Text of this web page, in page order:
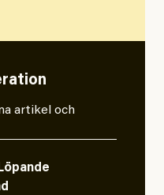
artikel och